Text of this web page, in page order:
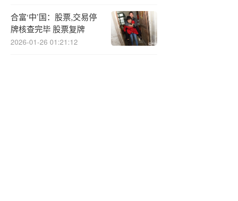
合富‘中’国：股票,交易停
牌核查完毕 股票复牌
2026-01-26 01:21:12